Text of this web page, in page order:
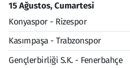
15 Ağustos, Cumartesi
Konyaspor - Rizespor
Kasımpaşa - Trabzonspor
Gençlerbirliği S.K. - Fenerbahçe